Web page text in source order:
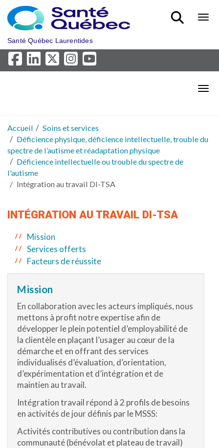
Aller au menu principal
Santé Québec Laurentides
Accueil
Soins et services
Déficience physique, déficience intellectuelle, trouble du
spectre de l’autisme et réadaptation physique
Déficience intellectuelle ou trouble du spectre de
l'autisme
Intégration au travail DI-TSA
INTÉGRATION AU TRAVAIL DI-TSA
Mission
Services offerts
Facteurs de réussite
Mission
En collaboration avec les acteurs impliqués, nous
mettons à profit notre expertise afin de
développer le plein potentiel d’employabilité de
la clientèle en plaçant l’usager au cœur de la
démarche et en offrant des services
individualisés d’évaluation, d’orientation,
d’expérimentation et d’intégration et de
maintien au travail.
Intégration travail répond à 2 profils de besoins
en activités de jour définis par le MSSS:
Activités contributives ou contribution dans la
communauté (bénévolat et plateau de travail)